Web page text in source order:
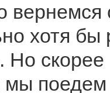
хотя бы
Но скорее
поедем